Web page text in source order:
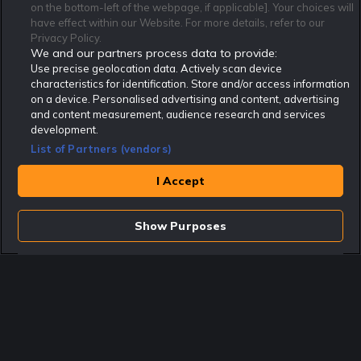
Rekatochklart.com är Sveriges ledande betting-community. 2017 nominerades
Rekatochklart som en av världens bästa spelinformations-sajter på spelbranschens egen
Oscarsgala EGR Awards.
Rekatochklart är oberoende och ej knutet till något specifikt spelbolag. Här hittar du
speltips, unika insättningsbonusar och erbjudanden från de största och mest seriösa
spelbolagen. En spelbok, spelskola, information om skador och avstängningar samt vårt
populära klotterplank.
Har du några frågor är du välkommen att
kontakta oss
Spela ansvarsfullt. Åldersgränsen för spel är 18+ Har ditt spelande blivit ett
problem? Kontakta stödlinjen på 020-81 91 00. Odds kan ändras. Alla odds var
korrekta vid den tidpunkt de publicerades. Spel utan konto innebär att man
Kontakta oss
Redaktionen
Nyhetsarkiv
Redaktionell policy
Integritetspolicy
Rekatochklart shop
on the bottom-left of the webpage, if applicable]. Your choices will
have effect within our Website. For more details, refer to our
Privacy Policy.
We and our partners process data to provide:
Use precise geolocation data. Actively scan device
characteristics for identification. Store and/or access information
on a device. Personalised advertising and content, advertising
and content measurement, audience research and services
development.
List of Partners (vendors)
I Accept
Show Purposes